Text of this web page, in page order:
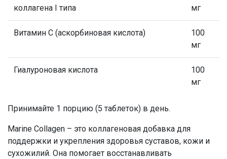
коллагена I типа
мг
Витамин С (аскорбиновая кислота)
100
мг
Гиалуроновая кислота
100
мг
Принимайте 1 порцию (5 таблеток) в день.
Marine Collagen – это коллагеновая добавка для
поддержки и укрепления здоровья суставов, кожи и
сухожилий. Она помогает восстанавливать